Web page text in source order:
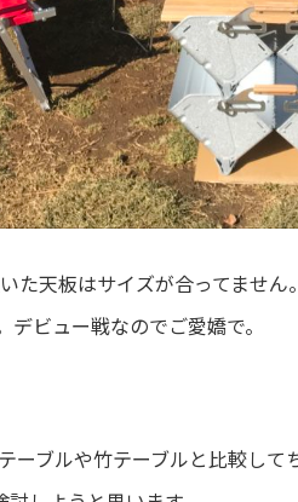
た天板はサイズが合ってませ
デビュー戦なのでご愛嬌で。
ーブルや竹テーブルと比較し